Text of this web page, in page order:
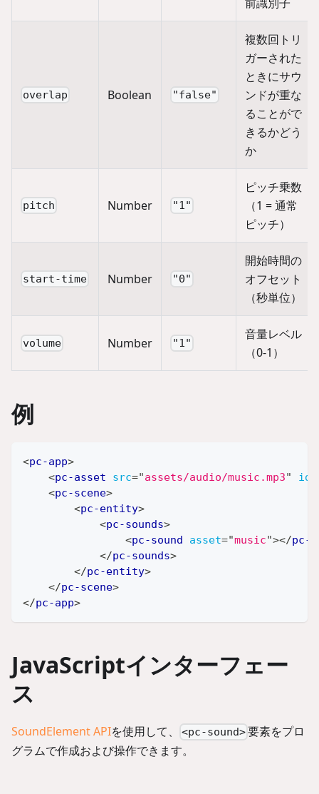
overlap Boolean "false"
複数回トリ
ガーされた
ときにサウ
ンドが重な
ることがで
きるかどう
か
pitch Number "1"
ピッチ乗数
（1 = 通常
ピッチ）
start-time Number "0"
開始時間の
オフセット
（秒単位）
volume Number "1"
音量レベル
（0-1）
例
<pc-app>
<pc-asset src="assets/audio/music.mp3" id
<pc-scene>
<pc-entity>
<pc-sounds>
<pc-sound asset="music"></pc-
</pc-sounds>
</pc-entity>
</pc-scene>
</pc-app>
JavaScriptインターフェー
ス
SoundElement APIを使用して、 <pc-sound>要素をプロ
グラムで作成および操作できます。